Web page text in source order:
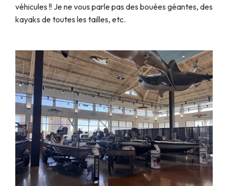
véhicules !! Je ne vous parle pas des bouées géantes, des
kayaks de toutes les tailles, etc.